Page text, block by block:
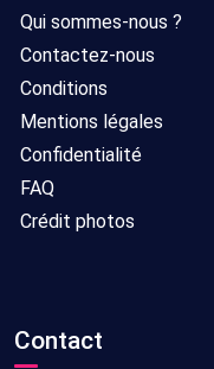
Qui sommes-nous ?
Contactez-nous
Conditions
Mentions légales
Confidentialité
FAQ
Crédit photos
Contact